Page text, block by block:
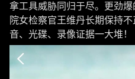
拿工具威胁同归于尽。更劲
院女检察官王维丹长期保持
音、光碟、录像证据一大堆！